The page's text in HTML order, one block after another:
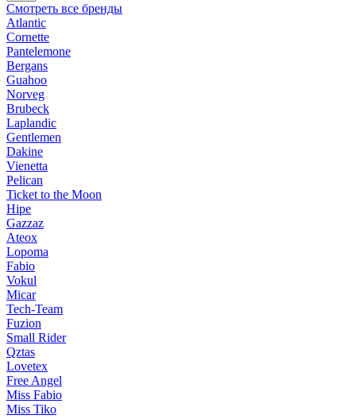
Смотреть все бренды
Atlantic
Cornette
Pantelemone
Bergans
Guahoo
Norveg
Brubeck
Laplandic
Gentlemen
Dakine
Vienetta
Pelican
Ticket to the Moon
Hipe
Gazzaz
Ateox
Lopoma
Fabio
Vokul
Micar
Tech-Team
Fuzion
Small Rider
Qztas
Lovetex
Free Angel
Miss Fabio
Miss Tiko